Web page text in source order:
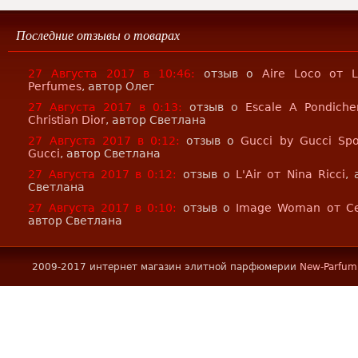
Последние отзывы о товарах
27 Августа 2017 в 10:46: отзыв оAire Loco от
Perfumes, автор Олег
27 Августа 2017 в 0:13:
отзыв о Escale A
Christian Dior, автор Светлана
27 Августа 2017 в 0:12:
отзыв оGucci by Gucci
Gucci, автор Светлана
27 Августа 2017 в 0:12:
отзыв о L'Air от Nina Ricci,
Светлана
27 Августа 2017 в 0:10:
отзыв о Image Woman от
автор Светлана
2009-2017 интернет магазин элитной парфюмерии New-